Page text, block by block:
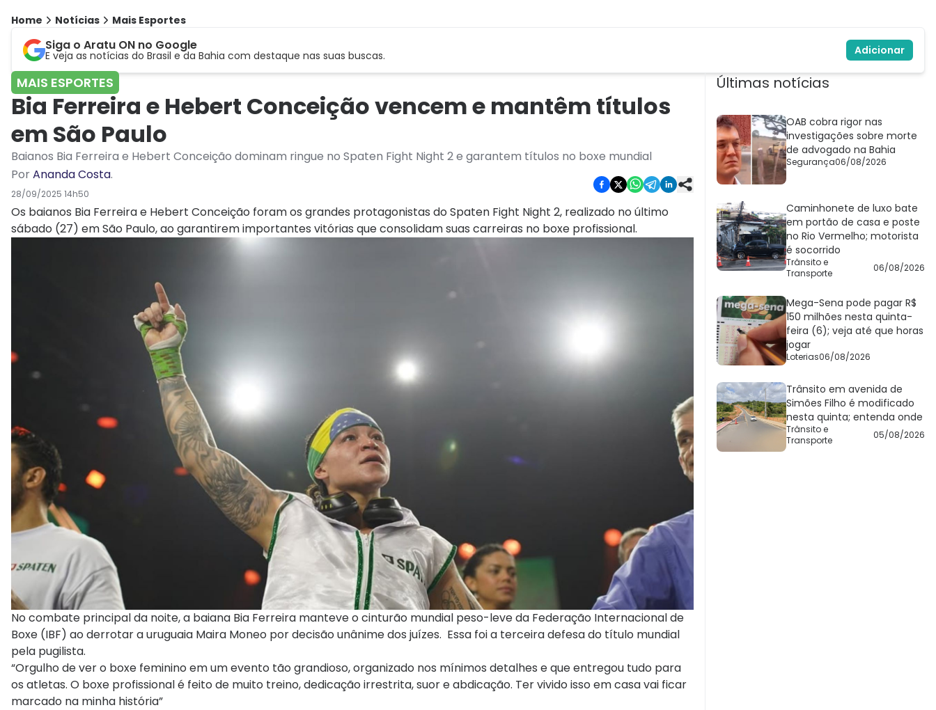
Home Notícias Mais Esportes
Siga o Aratu ON no Google
E veja as notícias do Brasil e da Bahia com destaque nas suas buscas. Adicionar
MAIS ESPORTES
Bia Ferreira e Hebert Conceição vencem e mantêm títulos
em São Paulo
Baianos Bia Ferreira e Hebert Conceição dominam ringue no Spaten Fight Night 2 e garantem títulos no boxe mundial
PorAnanda Costa.
28/09/2025 14h50
Os baianos Bia Ferreira e Hebert Conceição foram os grandes protagonistas do Spaten Fight Night 2, realizado no último
sábado (27) em São Paulo, ao garantirem importantes vitórias que consolidam suas carreiras no boxe profissional.
No combate principal da noite, a baiana Bia Ferreira manteve o cinturão mundial peso-leve da Federação Internacional de
Boxe (IBF) ao derrotar a uruguaia Maira Moneo por decisão unânime dos juízes. Essa foi a terceira defesa do título mundial
pela pugilista.
“Orgulho de ver o boxe feminino em um evento tão grandioso, organizado nos mínimos detalhes e que entregou tudo para
os atletas. O boxe profissional é feito de muito treino, dedicação irrestrita, suor e abdicação. Ter vivido isso em casa vai ficar
marcado na minha história”
Últimas notícias
OAB cobra rigor nas
investigações sobre morte
de advogado na Bahia
Segurança06/08/2026
Caminhonete de luxo bate
em portão de casa e poste
no Rio Vermelho; motorista
é socorrido
Trânsito e
Transporte
06/08/2026
Mega-Sena pode pagar R$
150 milhões nesta quinta-
feira (6); veja até que horas
jogar
Loterias06/08/2026
Trânsito em avenida de
Simões Filho é modificado
nesta quinta; entenda onde
Trânsito e
Transporte
05/08/2026